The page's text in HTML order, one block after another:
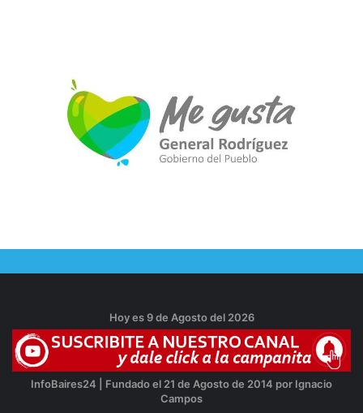
Hoy es 9 de Agosto del 2026
InfoBaires24 | Fundado el 21 de Agosto de 2014 por Ignacio
Campos